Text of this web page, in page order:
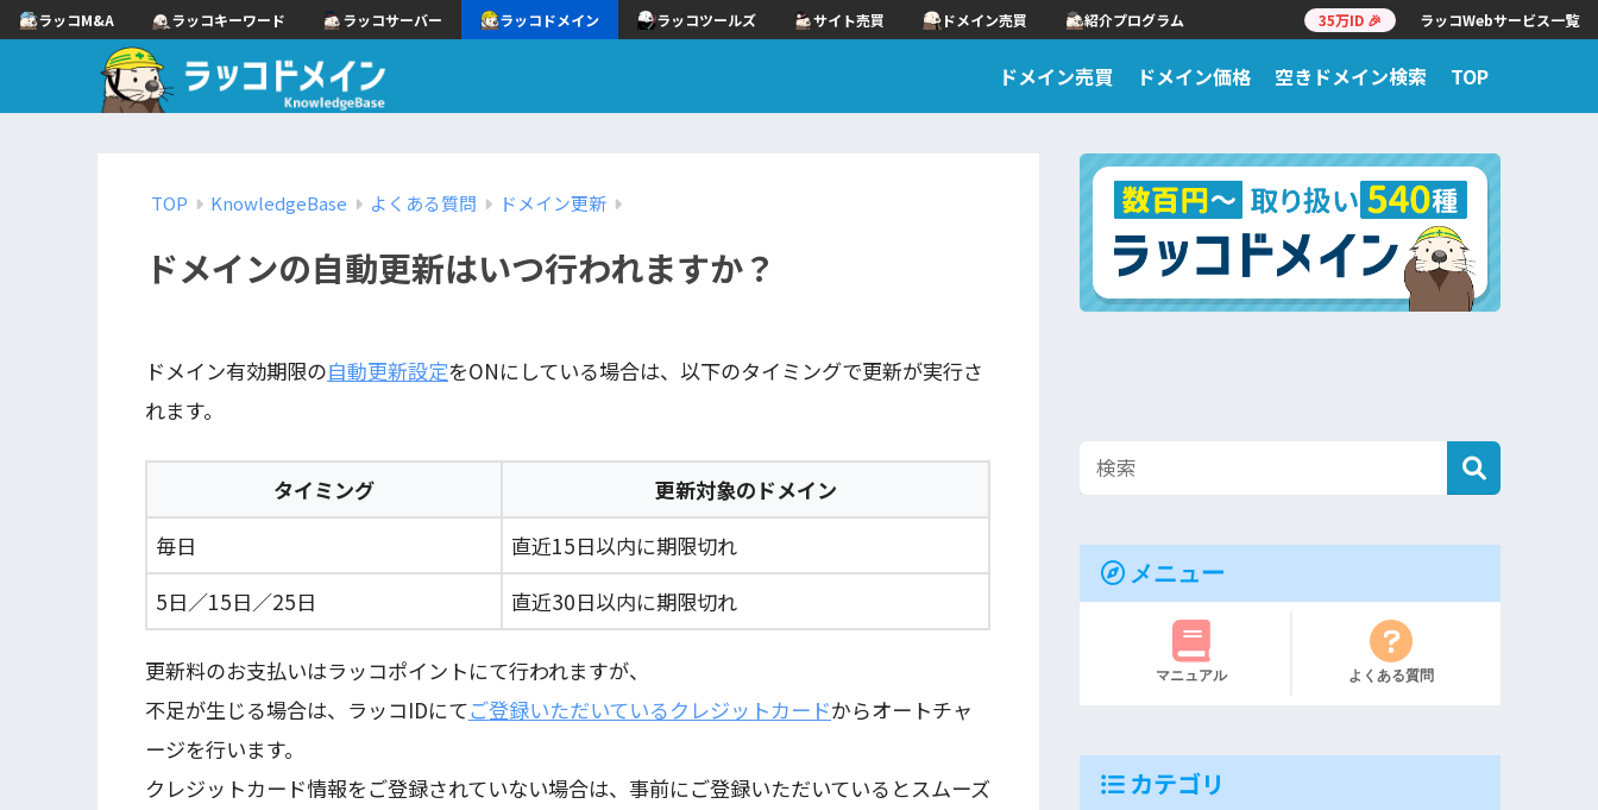
ラッコM&A ラッコキーワード ラッコサーバー ラッコドメイン ラッコツールズ サイト売買 ドメイン売買 紹介プログラム 35万ID 🎉 ラッコWebサービス一覧
ドメイン売買 ドメイン価格 空きドメイン検索 TOP
TOP KnowledgeBase よくある質問 ドメイン更新
ドメインの自動更新はいつ行われますか？
ドメイン有効期限の自動更新設定をONにしている場合は、以下のタイミングで更新が実行さ
れます。
タイミング
更新対象のドメイン
毎日
直近15日以内に期限切れ
5日／15日／25日
直近30日以内に期限切れ
更新料のお支払いはラッコポイントにて行われますが、
不足が生じる場合は、ラッコIDにてご登録いただいているクレジットカードからオートチャ
ージを行います。
クレジットカード情報をご登録されていない場合は、事前にご登録いただいているとスムーズ
メニュー
マニュアル よくある質問
カテゴリ